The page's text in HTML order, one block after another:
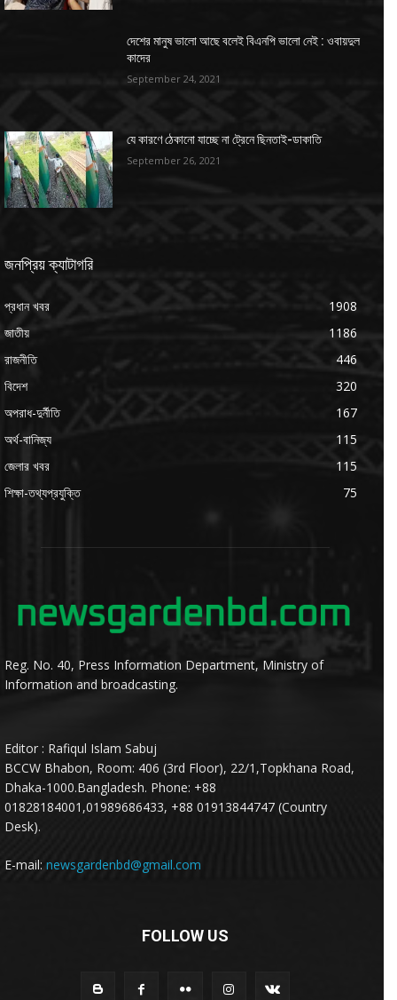
দেশের মানুষ ভালো আছে বলেই বিএনপি ভালো নেই : ওবায়দুল
কাদের
September 24, 2021
যে কারণে ঠেকানো যাচ্ছে না ট্রেনে ছিনতাই-ডাকাতি
September 26, 2021
জনপ্রিয় ক্যাটাগরি
প্রধান খবর
1908
জাতীয়
1186
রাজনীতি
446
বিদেশ
320
অপরাধ-দুর্নীতি
167
অর্থ-বানিজ্য
115
জেলার খবর
115
শিক্ষা-তথ্যপ্রযুক্তি
75
Reg. No. 40, Press Information Department, Ministry of
Information and broadcasting.
Editor : Rafiqul Islam Sabuj
BCCW Bhabon, Room: 406 (3rd Floor), 22/1,Topkhana Road,
Dhaka-1000.Bangladesh. Phone: +88
01828184001,01989686433, +88 01913844747 (Country
Desk).
E-mail: newsgardenbd@gmail.com
FOLLOW US